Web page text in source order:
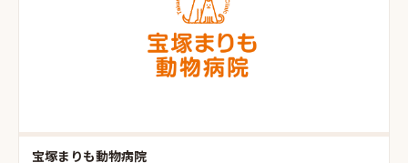
宝塚まりも動物病院